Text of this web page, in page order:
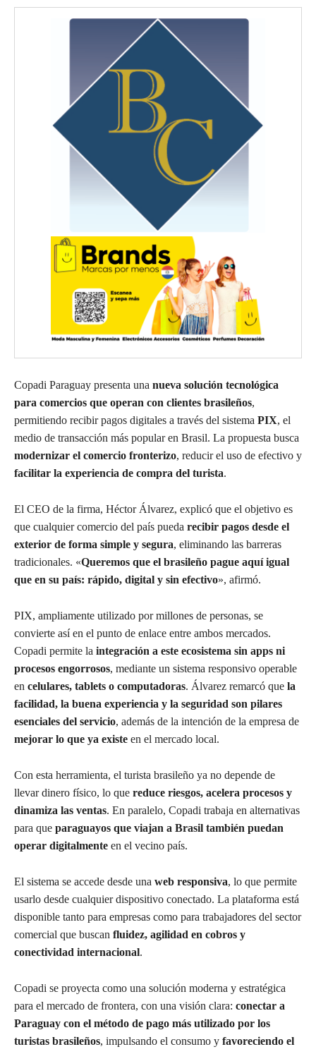
Copadi Paraguay presenta una nueva solución tecnológica
para comercios que operan con clientes brasileños,
permitiendo recibir pagos digitales a través del sistema PIX, el
medio de transacción más popular en Brasil. La propuesta busca
modernizar el comercio fronterizo, reducir el uso de efectivo y
facilitar la experiencia de compra del turista.
El CEO de la firma, Héctor Álvarez, explicó que el objetivo es
que cualquier comercio del país pueda recibir pagos desde el
exterior de forma simple y segura, eliminando las barreras
tradicionales. «Queremos que el brasileño pague aquí igual
que en su país: rápido, digital y sin efectivo», afirmó.
PIX, ampliamente utilizado por millones de personas, se
convierte así en el punto de enlace entre ambos mercados.
Copadi permite la integración a este ecosistema sin apps ni
procesos engorrosos, mediante un sistema responsivo operable
en celulares, tablets o computadoras. Álvarez remarcó que la
facilidad, la buena experiencia y la seguridad son pilares
esenciales del servicio, además de la intención de la empresa de
mejorar lo que ya existe en el mercado local.
Con esta herramienta, el turista brasileño ya no depende de
llevar dinero físico, lo que reduce riesgos, acelera procesos y
dinamiza las ventas. En paralelo, Copadi trabaja en alternativas
para que paraguayos que viajan a Brasil también puedan
operar digitalmente en el vecino país.
El sistema se accede desde una web responsiva, lo que permite
usarlo desde cualquier dispositivo conectado. La plataforma está
disponible tanto para empresas como para trabajadores del sector
comercial que buscan fluidez, agilidad en cobros y
conectividad internacional.
Copadi se proyecta como una solución moderna y estratégica
para el mercado de frontera, con una visión clara: conectar a
Paraguay con el método de pago más utilizado por los
turistas brasileños, impulsando el consumo y favoreciendo el